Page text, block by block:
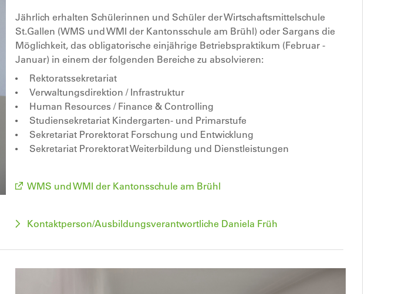
Jährlich erhalten Schülerinnen und Schüler der Wirtschaftsmittelschule
St.Gallen (WMS und WMI der Kantonsschule am Brühl) oder Sargans die
Möglichkeit, das obligatorische einjährige Betriebspraktikum (Februar -
Januar) in einem der folgenden Bereiche zu absolvieren:
Rektoratssekretariat
Verwaltungsdirektion / Infrastruktur
Human Resources / Finance & Controlling
Studiensekretariat Kindergarten- und Primarstufe
Sekretariat Prorektorat Forschung und Entwicklung
Sekretariat Prorektorat Weiterbildung und Dienstleistungen
WMS und WMI der Kantonsschule am Brühl
Kontaktperson/Ausbildungsverantwortliche Daniela Früh